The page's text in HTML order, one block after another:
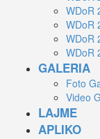
WDoR
WDoR
WDoR
WDoR
GALERIA
Foto
Video
LAJME
APLIKO